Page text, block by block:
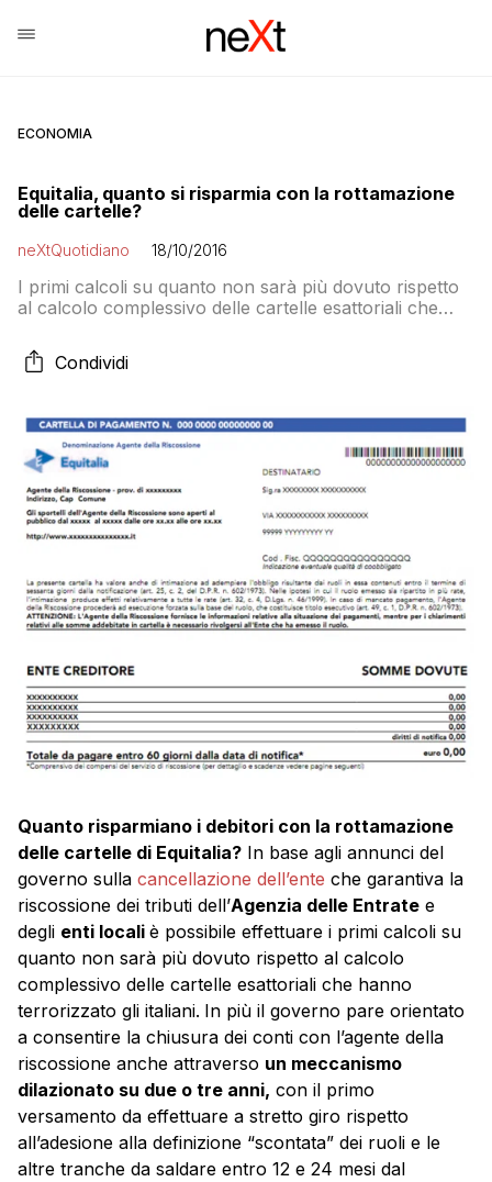
ECONOMIA
Equitalia, quanto si risparmia con la rottamazione
delle cartelle?
neXtQuotidiano 18/10/2016
I primi calcoli su quanto non sarà più dovuto rispetto
al calcolo complessivo delle cartelle esattoriali che
professionisti, artigiani, piccole aziende e grandi
impreseCondividi
Quanto risparmiano i debitori con la rottamazione
delle cartelle di Equitalia? In base agli annunci del
governo sulla cancellazione dell’ente che garantiva la
riscossione dei tributi dell’Agenzia delle Entrate e
degli enti locali è possibile effettuare i primi calcoli su
quanto non sarà più dovuto rispetto al calcolo
complessivo delle cartelle esattoriali che hanno
terrorizzato gli italiani. In più il governo pare orientato
a consentire la chiusura dei conti con l’agente della
riscossione anche attraverso un meccanismo
dilazionato su due o tre anni, con il primo
versamento da effettuare a stretto giro rispetto
all’adesione alla definizione “scontata” dei ruoli e le
altre tranche da saldare entro 12 e 24 mesi dal